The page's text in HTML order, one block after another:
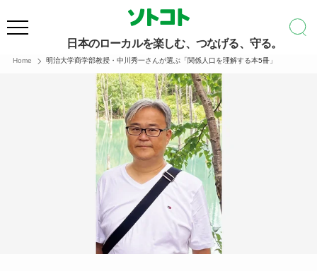
日本のローカルを楽しむ、つなげる、守る。
Home 明治大学商学部教授・中川秀一さんが選ぶ「関係人口を理解する本5冊」